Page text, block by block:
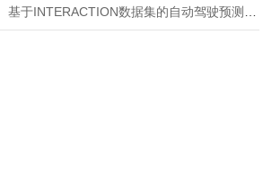
基于INTERACTION数据集的自动驾驶预测模型挑战赛